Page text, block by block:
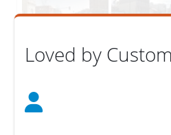
Loved by